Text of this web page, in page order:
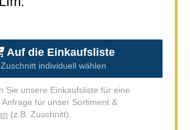
Auf die Einkaufsliste
Zuschnitt individuell wählen
Sie unsere Einkaufsliste für eine
für unser Sortiment &
(z.B. Zuschnitt).